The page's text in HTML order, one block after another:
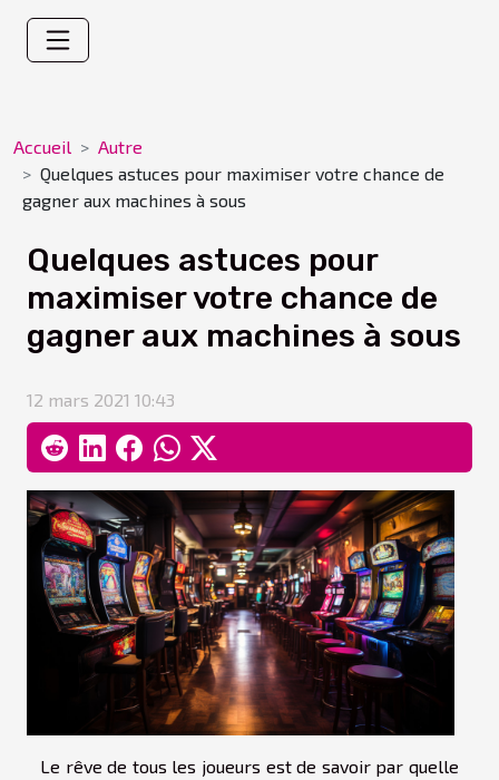
Accueil
Autre
Quelques astuces pour maximiser votre chance de
gagner aux machines à sous
Quelques astuces pour
maximiser votre chance de
gagner aux machines à sous
12 mars 2021 10:43
Le rêve de tous les joueurs est de savoir par quelle